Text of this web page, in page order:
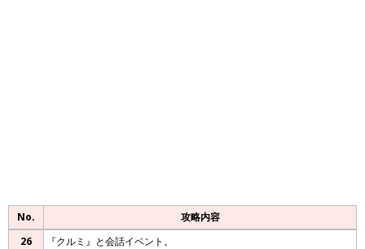
No.
攻略内容
26
『クルミ』と会話イベント。